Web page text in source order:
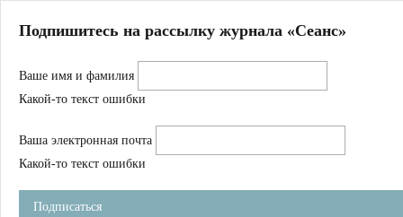
Магазин
Журнал
Школа
Устав
Фильмы
Имена
Подпишитесь на рассылку журнала «Сеанс»
Ваше имя и фамилия
Какой-то текст ошибки
Ваша электронная почта
Какой-то текст ошибки
Подписаться